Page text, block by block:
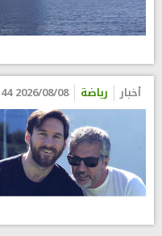
أخبار رياضة 2026/08/08 13:44